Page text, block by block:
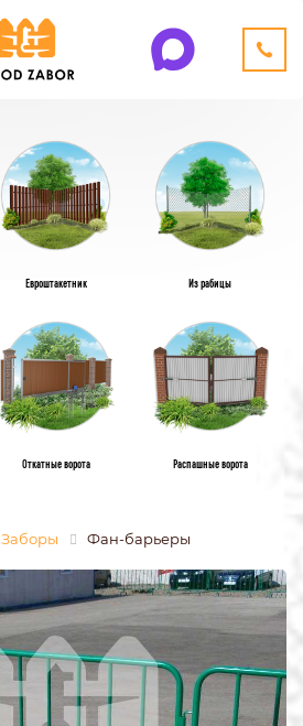
Евроштакетник Из рабицы
Откатные ворота Распашные ворота
Заборы Фан-барьеры